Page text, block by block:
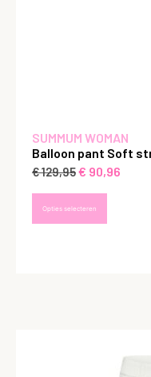
SUMMUM WOMAN
Balloon pant Soft
€129,95€ 90,96
Opties selecteren